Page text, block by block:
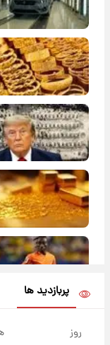
پربازدید ها
روز